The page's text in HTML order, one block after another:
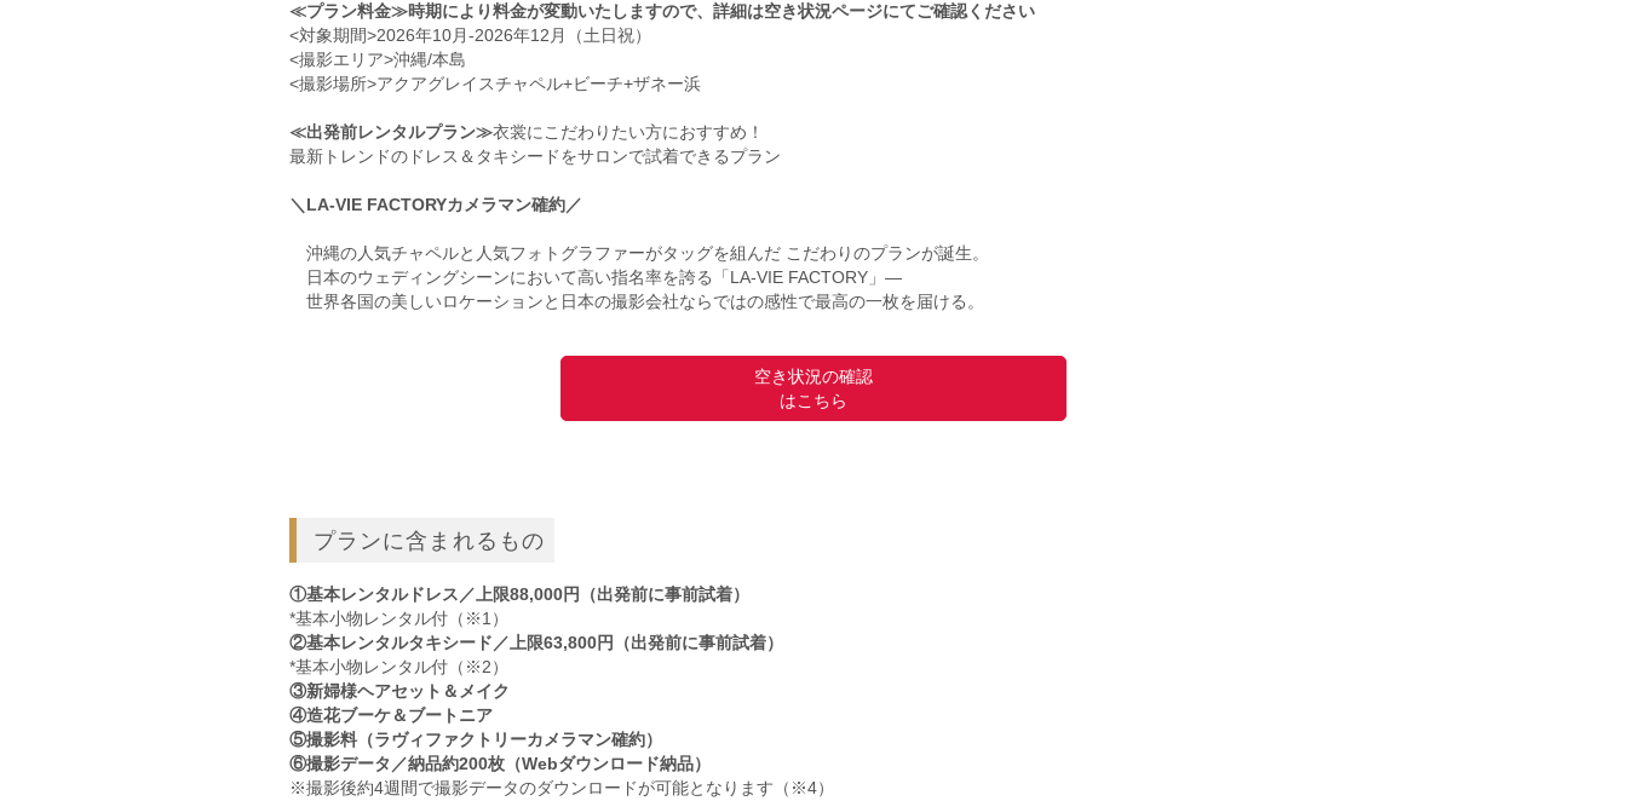
≪プラン料金≫時期により料金が変動いたしますので、詳細は空き状況ページにてご確認ください
<対象期間>2026年10月-2026年12月（土日祝）
<撮影エリア>沖縄/本島
<撮影場所>アクアグレイスチャペル+ビーチ+ザネー浜
≪出発前レンタルプラン≫衣裳にこだわりたい方におすすめ！
最新トレンドのドレス＆タキシードをサロンで試着できるプラン
＼LA-VIE FACTORYカメラマン確約／
沖縄の人気チャペルと人気フォトグラファーがタッグを組んだ こだわりのプランが誕生。
日本のウェディングシーンにおいて高い指名率を誇る「LA-VIE FACTORY」―
世界各国の美しいロケーションと日本の撮影会社ならではの感性で最高の一枚を届ける。
空き状況の確認
はこちら
プランに含まれるもの
①基本レンタルドレス／上限88,000円（出発前に事前試着）
*基本小物レンタル付（※1）
②基本レンタルタキシード／上限63,800円（出発前に事前試着）
*基本小物レンタル付（※2）
③新婦様ヘアセット＆メイク
④造花ブーケ＆ブートニア
⑤撮影料（ラヴィファクトリーカメラマン確約）
⑥撮影データ／納品約200枚（Webダウンロード納品）
※撮影後約4週間で撮影データのダウンロードが可能となります（※4）